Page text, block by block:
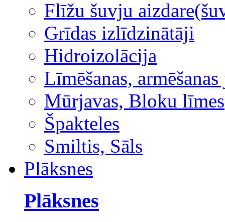
Flīžu šuvju
Grīdas izlīdzinātāji
Hidroizolācija
Līmēšanas, armēšanas
Mūrjavas, Bloku līmes
Špakteles
Smiltis, Sāls
Plāksnes
Plāksnes